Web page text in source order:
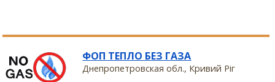
ФОП ТЕПЛО БЕЗ ГАЗА
Днепропетровская обл., Кривий Ріг